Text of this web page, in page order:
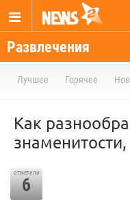
Развлечения
Лучшее Горячее
Как
отметили
6